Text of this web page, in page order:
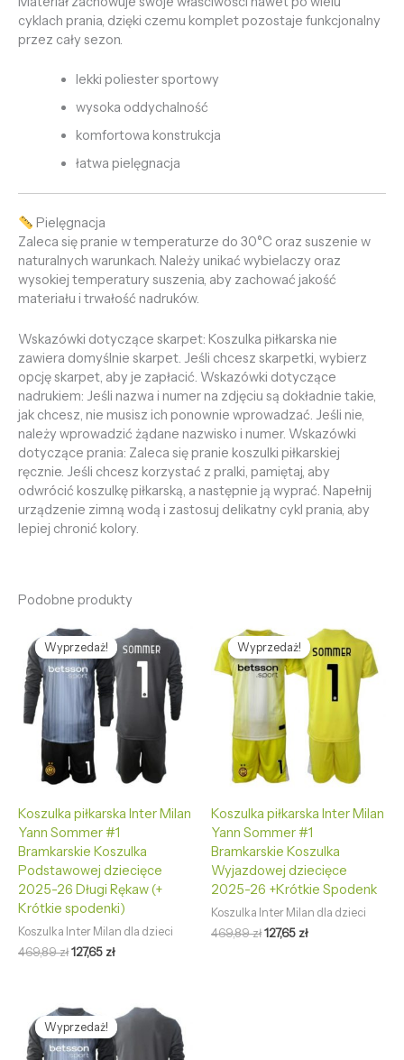
cyklach prania, dzięki czemu komplet pozostaje funkcjonalny
przez cały sezon.
lekki poliester sportowy
wysoka oddychalność
komfortowa konstrukcja
łatwa pielęgnacja
Pielęgnacja
Zaleca się pranie w temperaturze do 30°C oraz suszenie w
naturalnych warunkach. Należy unikać wybielaczy oraz
wysokiej temperatury suszenia, aby zachować jakość
materiału i trwałość nadruków.
Wskazówki dotyczące skarpet: Koszulka piłkarska nie
zawiera domyślnie skarpet. Jeśli chcesz skarpetki, wybierz
opcję skarpet, aby je zapłacić. Wskazówki dotyczące
nadrukiem: Jeśli nazwa i numer na zdjęciu są dokładnie takie,
jak chcesz, nie musisz ich ponownie wprowadzać. Jeśli nie,
należy wprowadzić żądane nazwisko i numer. Wskazówki
dotyczące prania: Zaleca się pranie koszulki piłkarskiej
ręcznie. Jeśli chcesz korzystać z pralki, pamiętaj, aby
odwrócić koszulkę piłkarską, a następnie ją wyprać. Napełnij
urządzenie zimną wodą i zastosuj delikatny cykl prania, aby
lepiej chronić kolory.
Podobne produkty
Wyprzedaż!
Wyprzedaż!
Koszulka piłkarska Inter Milan
Yann Sommer #1
Bramkarskie Koszulka
Podstawowej dziecięce
2025-26 Długi Rękaw (+
Krótkie spodenki)
Koszulka Inter Milan dla dzieci
469,89zł
cena
wynosiła:
469,89 zł.
127,65 zł
Aktualna
cena
wynosi:
127,65 zł.
Wyprzedaż!
Wyprzedaż!
Koszulka piłkarska Inter Milan
Yann Sommer #1
Bramkarskie Koszulka
Wyjazdowej dziecięce
2025-26 +Krótkie Spodenk
Koszulka Inter Milan dla dzieci
469,89zł
cena
wynosiła:
469,89 zł.
127,65 zł
Aktualna
cena
wynosi:
127,65 zł.
Wyprzedaż!
Wyprzedaż!
Pierwotna
cena
wynosiła:
469,89 zł.
Aktualna
cena
wynosi:
127,65 zł.